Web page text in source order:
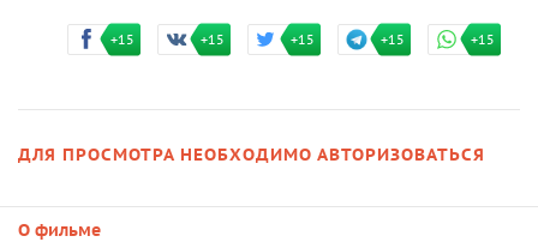
+15 +15 +15 +15 +15
ДЛЯ ПРОСМОТРА НЕОБХОДИМО АВТОРИЗОВАТЬСЯ
О фильме